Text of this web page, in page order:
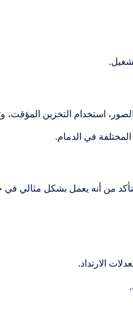
استخدام التخزين المؤقت،
في الدمام.
من أنه يعمل بشكل مثالي